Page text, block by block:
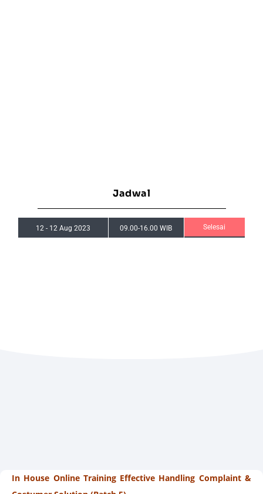
Jadwal
12 - 12 Aug 2023 09.00-16.00 WIB Selesai
In House Online Training Effective Handling Complaint &